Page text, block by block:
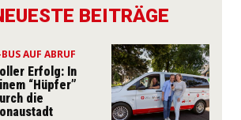
BEITRÄGE
AUF ABRUF
Erfolg: In
“Hüpfer”
die